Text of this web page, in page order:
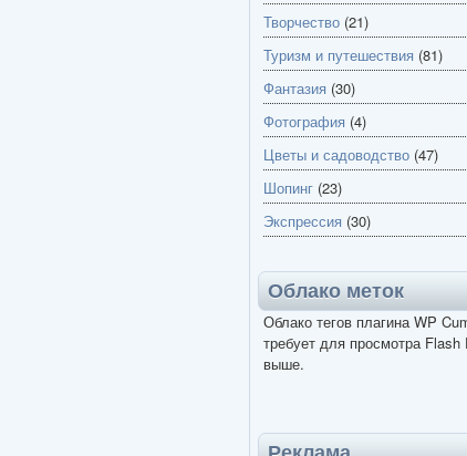
Творчество (21)
Туризм и путешествия (81)
Фантазия (30)
Фотография (4)
Цветы и садоводство (47)
Шопинг (23)
Экспрессия (30)
Облако меток
Облако тегов плагина WP
требует для просмотра
выше.